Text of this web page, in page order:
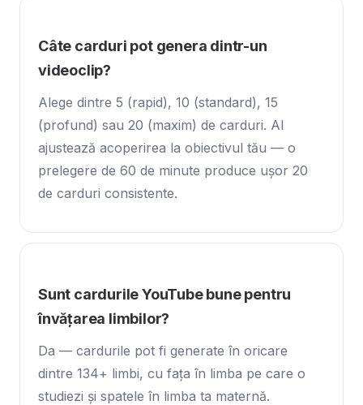
Câte carduri pot genera dintr-un
videoclip?
Alege dintre 5 (rapid), 10 (standard), 15
(profund) sau 20 (maxim) de carduri. AI
ajustează acoperirea la obiectivul tău — o
prelegere de 60 de minute produce ușor 20
de carduri consistente.
Sunt cardurile YouTube bune pentru
învățarea limbilor?
Da — cardurile pot fi generate în oricare
dintre 134+ limbi, cu fața în limba pe care o
studiezi și spatele în limba ta maternă.